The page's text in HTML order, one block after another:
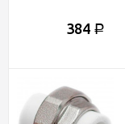
384 Р